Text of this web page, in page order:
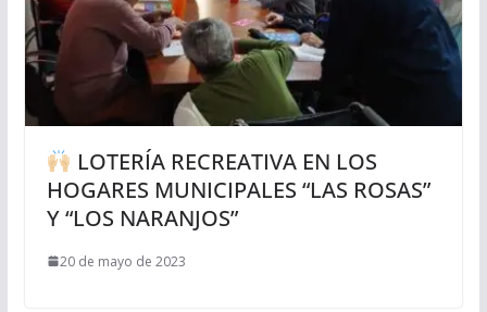
LOTERÍA RECREATIVA EN LOS
HOGARES MUNICIPALES “LAS ROSAS”
Y “LOS NARANJOS”
20 de mayo de 2023